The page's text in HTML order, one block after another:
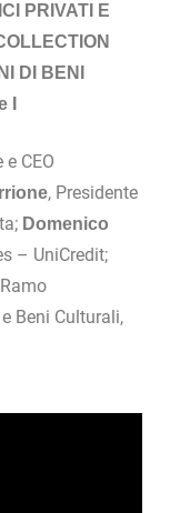
PRIVATI E
DI BENI
I
e CEO
, Presidente
Domenico
– UniCredit;
Beni Culturali,